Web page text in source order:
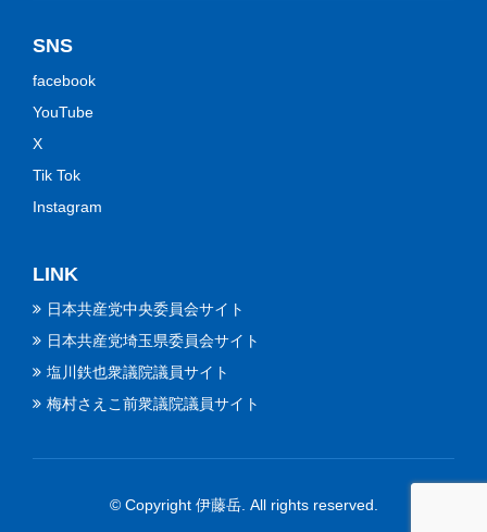
SNS
facebook
YouTube
X
Tik Tok
Instagram
LINK
日本共産党中央委員会サイト
日本共産党埼玉県委員会サイト
塩川鉄也衆議院議員サイト
梅村さえこ前衆議院議員サイト
© Copyright 伊藤岳. All rights reserved.